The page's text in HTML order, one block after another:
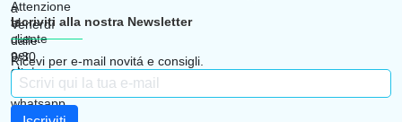
Iscriviti alla nostra Newsletter
Ricevi per e-mail novitá e consigli.